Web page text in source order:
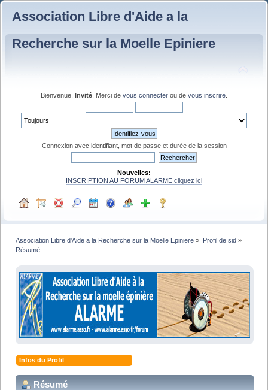
Association Libre d'Aide a la
Recherche sur la Moelle Epiniere
Bienvenue, Invité . Merci de vous connecter ou de vous inscrire
Connexion avec identifiant, mot de passe et durée de la session
Nouvelles:
INSCRIPTION AU FORUM ALARME cliquez ici
Association Libre d'Aide a la Recherche sur la Moelle Epiniere » Profil de sid»
Résumé
Infos du Profil
Résumé